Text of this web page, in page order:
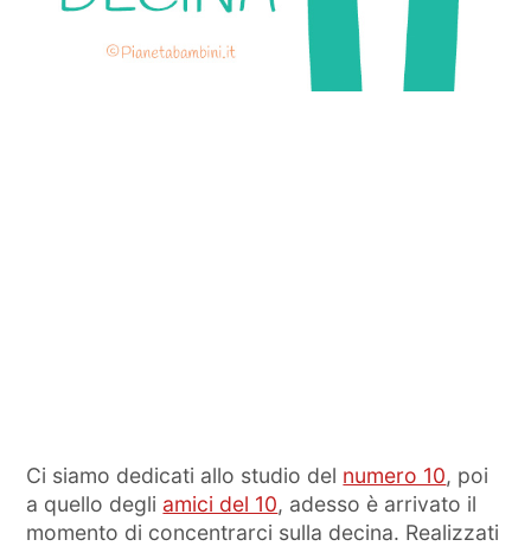
Ci siamo dedicati allo studio del numero 10, poi
a quello degli amici del 10, adesso è arrivato il
momento di concentrarci sulla decina. Realizzati